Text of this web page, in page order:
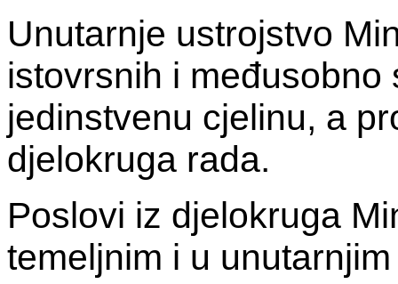
Unutarnje ustrojstvo
istovrsnih i
jedinstvenu cjelinu, a
djelokruga rada.
Poslovi iz djelokruga
temeljnim i u